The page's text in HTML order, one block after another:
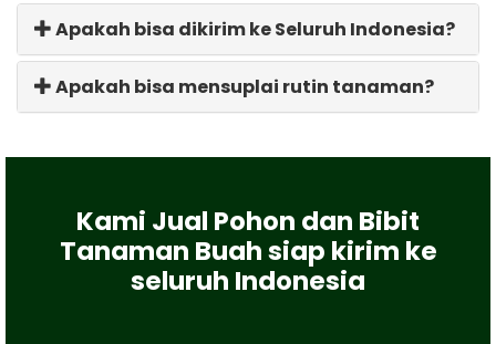
Apakah bisa dikirim ke Seluruh Indonesia?
Apakah bisa mensuplai rutin tanaman?
Kami Jual Pohon dan Bibit
Tanaman Buah siap kirim ke
seluruh Indonesia